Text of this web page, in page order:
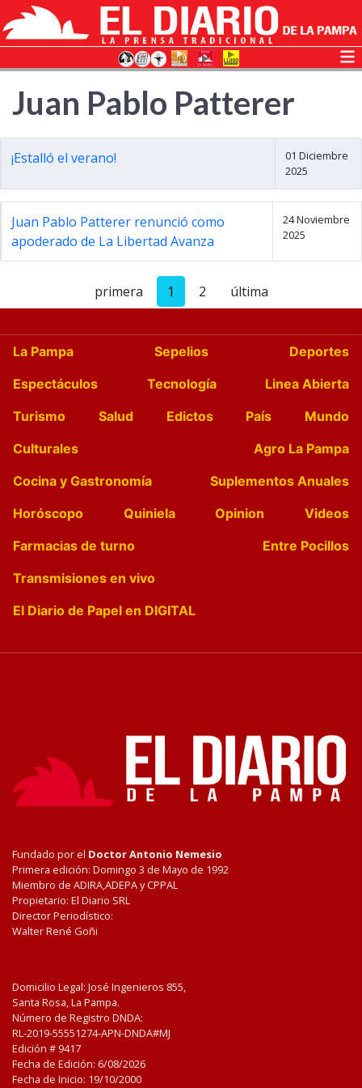
Juan Pablo Patterer
¡Estalló el verano!
01 Diciembre
2025
Juan Pablo Patterer renunció como
apoderado de La Libertad Avanza
24 Noviembre
2025
primera 1 2 última
La Pampa Sepelios
Deportes
Espectáculos
Tecnología
Linea Abierta
Turismo
Salud Edictos País
Mundo
Culturales
Agro La Pampa
Cocina y Gastronomía
Suplementos Anuales
Horóscopo
Quiniela Opinion
Videos
Farmacias de turno
Entre Pocillos
Transmisiones en vivo
El Diario de Papel en DIGITAL
Fundado por el Doctor Antonio Nemesio
Primera edición: Domingo 3 de Mayo de 1992
Miembro de ADIRA,ADEPA y CPPAL
Propietario: El Diario SRL
Director Periodístico:
Walter René Goñi
Domicilio Legal: José Ingenieros 855,
Santa Rosa, La Pampa.
Número de Registro DNDA:
RL-2019-55551274-APN-DNDA#MJ
Edición # 9417
Fecha de Edición: 6/08/2026
Fecha de Inicio: 19/10/2000